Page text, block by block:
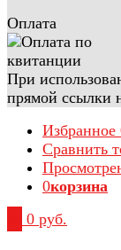
Оплата
При
прямой ссылки
Избранное
Сравнить
0корзина
0 руб.